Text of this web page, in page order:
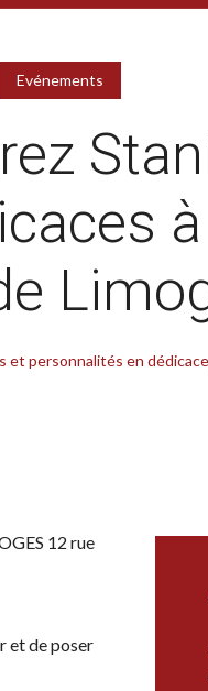
Evénements
et personnalités en dédicace
12 rue
et de poser